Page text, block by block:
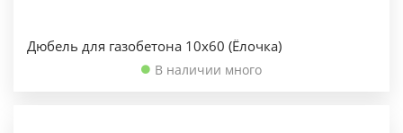
Дюбель для газобетона 10х60 (Ёлочка)
В наличии много